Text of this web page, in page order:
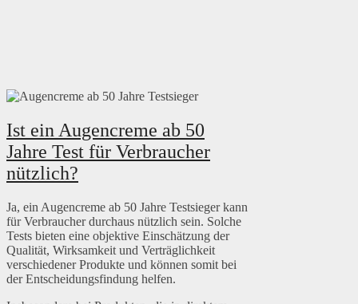
Ist ein Augencreme ab 50
Jahre Test für Verbraucher
nützlich?
Ja, ein Augencreme ab 50 Jahre Testsieger kann
für Verbraucher durchaus nützlich sein. Solche
Tests bieten eine objektive Einschätzung der
Qualität, Wirksamkeit und Verträglichkeit
verschiedener Produkte und können somit bei
der Entscheidungsfindung helfen.